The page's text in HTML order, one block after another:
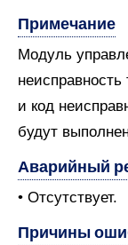
Примечание
Модуль
неисправность
и код
будут
Аварийный
• Отсутствует.
Причины